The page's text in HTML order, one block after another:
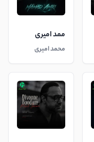
ممد امیری
محمد امیری